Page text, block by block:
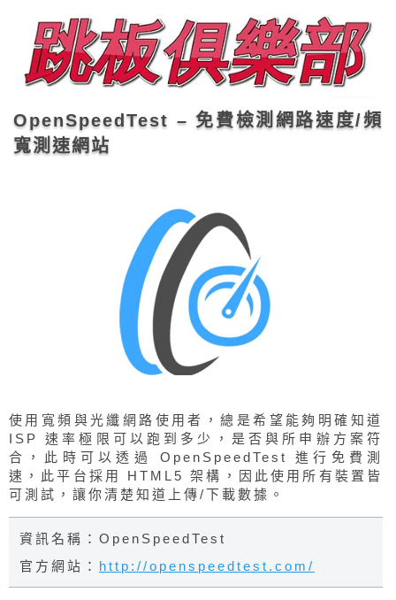
OpenSpeedTest – 免費檢測網路速度/頻
寬測速網站
使用寬頻與光纖網路使用者，總是希望能夠明確知道
ISP 速率極限可以跑到多少，是否與所申辦方案符
合，此時可以透過 OpenSpeedTest 進行免費測
速，此平台採用 HTML5 架構，因此使用所有裝置皆
可測試，讓你清楚知道上傳/下載數據。
資訊名稱：OpenSpeedTest
官方網站： http://openspeedtest.com/